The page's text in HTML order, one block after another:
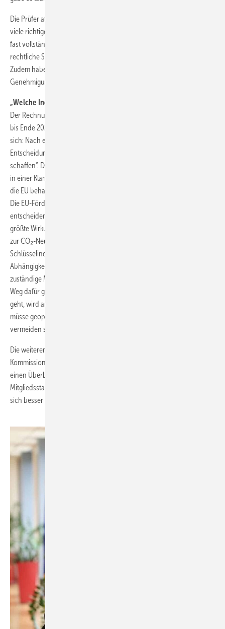
Die Prüfer attestieren der Europäischen Kommission allerdings auch
viele richtige Schritte. Insbesondere habe sie binnen kurzer Zeit einen
fast vollständigen Rechtsrahmen geschaffen. Damit habe sie für die
rechtliche Sicherheit gesorgt, die für den neuen Markt nötig sei.
Zudem habe sie alles in ihrer Macht Stehende getan, um die
Genehmigungen zu beschleunigen.
„Welche Industriezweige will die EU behalten?“
Der Rechnungshof gibt der EU eine Reihe von Empfehlungen mit, die
bis Ende 2025 umgesetzt werden sollen. Bereits die erste hat es in
sich: Nach einem „Realitätscheck“ solle die Kommission „strategische
Entscheidungen treffen, ohne neue strategische Abhängigkeiten zu
schaffen“. Die Brisanz dieser Aussage verstecken die Prüfer allerdings
in einer Klammer in einem Unterpunkt: „Welche Industriezweige will
die EU behalten und zu welchem Preis?“ Dabei ist zu berücksichtigen:
Die EU-Fördermittel sind begrenzt und die Kommission muss
entscheiden, in welchen Teilen der Wertschöpfungskette sie die
größte Wirkung entfalten. "Die EU sollte über den strategischen Weg
zur CO₂-Neutralität entscheiden, ohne die Wettbewerbssituation ihrer
Schlüsselindustrien zu beeinträchtigen oder neue strategische
Abhängigkeiten zu schaffen“, sagt Stef Blok, das für die Prüfung
zuständige Mitglied des Rechnungshofs. Dass es keinen perfekten
Weg dafür gibt und es nicht um das Vermeiden von Importen per se
geht, wird an den Formulierungen in der Pressemitteilung klar. Man
müsse geopolitische Abwägungen bewusst treffen, präzisiert Blok. Zu
vermeiden seien „sehr große Abhängigkeiten bei Grundprodukten“.
Die weiteren Empfehlungen sind deutlich technischer: Die
Kommission soll einen Fahrplan festlegen und überwachen, sich
einen Überblick über die nationale Finanzierung verschaffen, den
Mitgliedsstaaten bei der Projektgenehmigung Dampf machen und
sich besser mit der Industrie koordinieren.